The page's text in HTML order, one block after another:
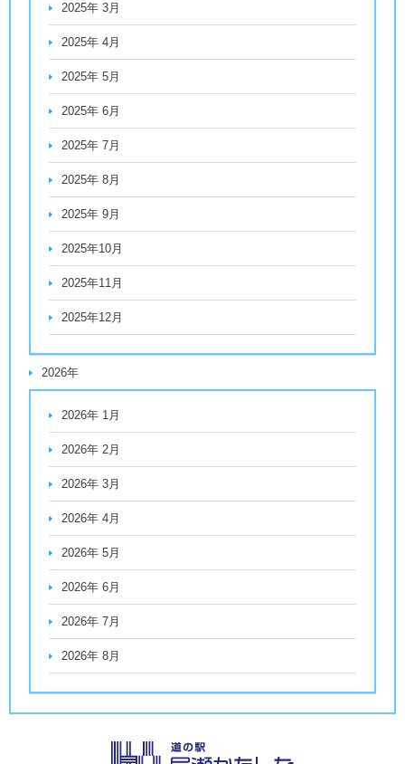
2025年 3月
2025年 4月
2025年 5月
2025年 6月
2025年 7月
2025年 8月
2025年 9月
2025年10月
2025年11月
2025年12月
2026年
2026年 1月
2026年 2月
2026年 3月
2026年 4月
2026年 5月
2026年 6月
2026年 7月
2026年 8月